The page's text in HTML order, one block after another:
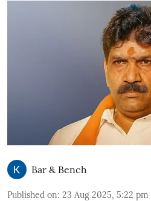
Bar & Bench
Published on: 23 Aug 2025, 5:22 pm